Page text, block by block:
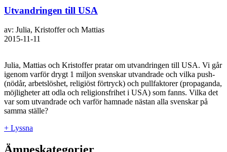
Utvandringen till USA
av: Julia, Kristoffer och Mattias
2015-11-11
Julia, Mattias och Kristoffer pratar om utvandringen till USA. Vi går
igenom varför drygt 1 miljon svenskar utvandrade och vilka push-
(nödår, arbetslöshet, religiöst förtryck) och pullfaktorer (propaganda,
möjligheter att odla och religionsfrihet i USA) som fanns. Vilka det
var som utvandrade och varför hamnade nästan alla svenskar på
samma ställe?
+ Lyssna